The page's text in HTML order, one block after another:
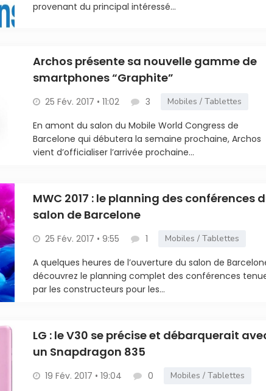
provenant du principal intéressé...
Archos présente sa nouvelle gamme de
smartphones “Graphite”
25 Fév. 2017 • 11:02 3 Mobiles / Tablettes
En amont du salon du Mobile World Congress de
Barcelone qui débutera la semaine prochaine, Archos
vient d’officialiser l’arrivée prochaine...
MWC 2017 : le planning des conférences
salon de Barcelone
25 Fév. 2017 • 9:55 1 Mobiles / Tablettes
A quelques heures de l’ouverture du salon de
découvrez le planning complet des conférences
par les constructeurs pour les...
LG : le V30 se précise et débarquerait
un Snapdragon 835
19 Fév. 2017 • 19:04 0 Mobiles / Tablettes